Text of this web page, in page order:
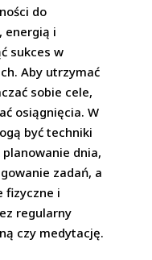
do
energią i
sukces w
Aby utrzymać
sobie cele,
osiągnięcia. W
być techniki
dnia,
zadań, a
fizyczne i
regularny
czy medytację.